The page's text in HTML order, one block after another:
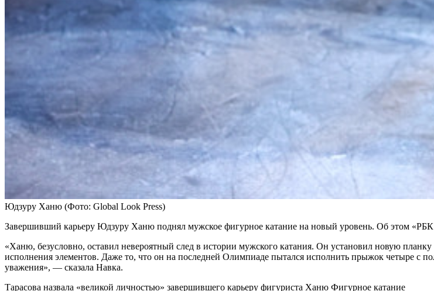
Юдзуру Ханю (Фото: Global Look Press)
Завершивший карьеру Юдзуру Ханю поднял мужское фигурное катание на новый уровень. Об этом «РБК
«Ханю, безусловно, оставил невероятный след в истории мужского катания. Он установил новую
исполнения элементов. Даже то, что он на последней Олимпиаде пытался исполнить прыжок четыре с
уважения», — сказала Навка.
Тарасова назвала «великой личностью» завершившего карьеру фигуриста Ханю Фигурное катание